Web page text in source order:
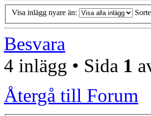
Visa inlägg nyare än:
Besvara
4 inlägg • Sida 1
Återgå till Forum